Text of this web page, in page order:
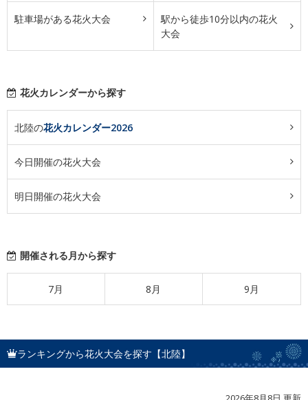
駐車場がある花火大会
駅から徒歩10分以内の花火
大会
花火カレンダーから探す
北陸の花火カレンダー2026
今日開催の花火大会
明日開催の花火大会
開催される月から探す
7月 8月 9月
ランキングから花火大会を探す【北陸】